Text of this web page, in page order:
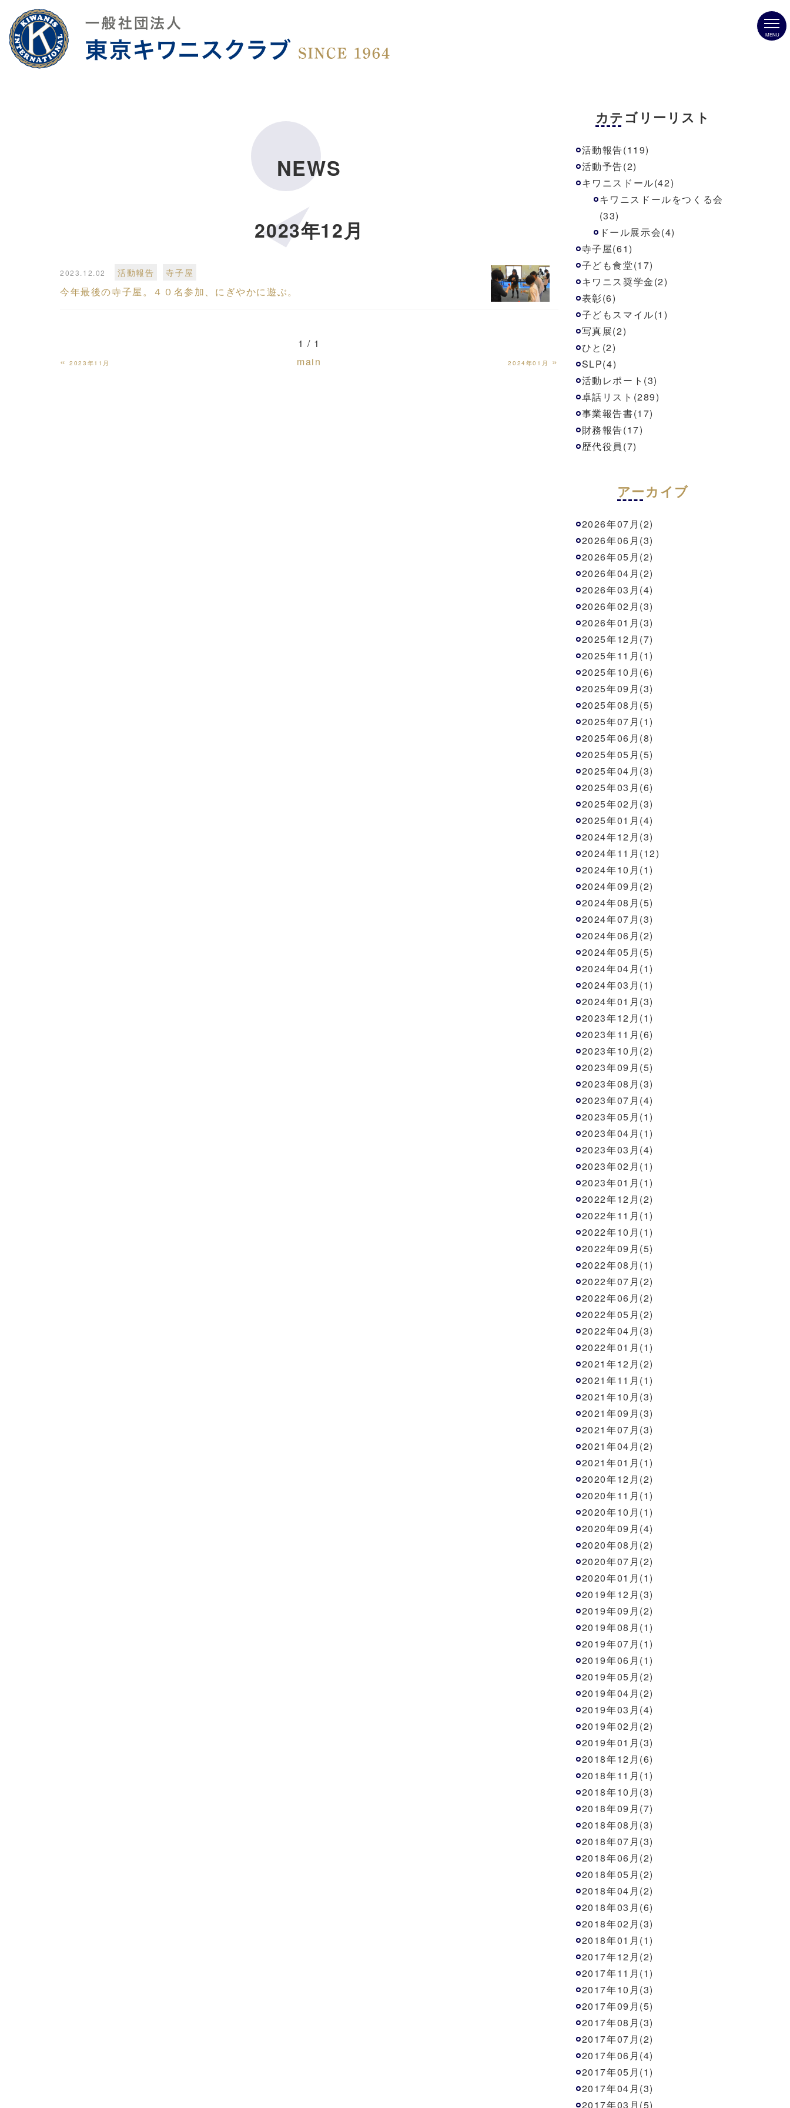
MENU
NEWS
2023年12月
2023.12.02 活動報告 寺子屋
今年最後の寺子屋。４０名参加、にぎやかに遊ぶ。
1 / 1
«2023年11月 main 2024年01月 »
カテゴリーリスト
活動報告(119)
活動予告(2)
キワニスドール(42)
キワニスドールをつくる会
(33)
ドール展示会(4)
寺子屋(61)
子ども食堂(17)
キワニス奨学金(2)
表彰(6)
子どもスマイル(1)
写真展(2)
ひと(2)
SLP(4)
活動レポート(3)
卓話リスト(289)
事業報告書(17)
財務報告(17)
歴代役員(7)
アーカイブ
2026年07月(2)
2026年06月(3)
2026年05月(2)
2026年04月(2)
2026年03月(4)
2026年02月(3)
2026年01月(3)
2025年12月(7)
2025年11月(1)
2025年10月(6)
2025年09月(3)
2025年08月(5)
2025年07月(1)
2025年06月(8)
2025年05月(5)
2025年04月(3)
2025年03月(6)
2025年02月(3)
2025年01月(4)
2024年12月(3)
2024年11月(12)
2024年10月(1)
2024年09月(2)
2024年08月(5)
2024年07月(3)
2024年06月(2)
2024年05月(5)
2024年04月(1)
2024年03月(1)
2024年01月(3)
2023年12月(1)
2023年11月(6)
2023年10月(2)
2023年09月(5)
2023年08月(3)
2023年07月(4)
2023年05月(1)
2023年04月(1)
2023年03月(4)
2023年02月(1)
2023年01月(1)
2022年12月(2)
2022年11月(1)
2022年10月(1)
2022年09月(5)
2022年08月(1)
2022年07月(2)
2022年06月(2)
2022年05月(2)
2022年04月(3)
2022年01月(1)
2021年12月(2)
2021年11月(1)
2021年10月(3)
2021年09月(3)
2021年07月(3)
2021年04月(2)
2021年01月(1)
2020年12月(2)
2020年11月(1)
2020年10月(1)
2020年09月(4)
2020年08月(2)
2020年07月(2)
2020年01月(1)
2019年12月(3)
2019年09月(2)
2019年08月(1)
2019年07月(1)
2019年06月(1)
2019年05月(2)
2019年04月(2)
2019年03月(4)
2019年02月(2)
2019年01月(3)
2018年12月(6)
2018年11月(1)
2018年10月(3)
2018年09月(7)
2018年08月(3)
2018年07月(3)
2018年06月(2)
2018年05月(2)
2018年04月(2)
2018年03月(6)
2018年02月(3)
2018年01月(1)
2017年12月(2)
2017年11月(1)
2017年10月(3)
2017年09月(5)
2017年08月(3)
2017年07月(2)
2017年06月(4)
2017年05月(1)
2017年04月(3)
2017年03月(5)